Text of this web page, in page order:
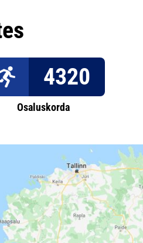
4320
Osaluskorda